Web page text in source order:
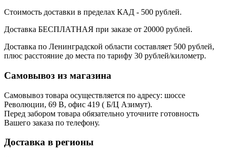
Стоимость доставки в пределах КАД - 500 рублей.
Доставка БЕСПЛАТНАЯ при заказе от 20000 рублей.
Доставка по Ленинградской области составляет 500 рублей,
плюс расстояние до места по тарифу 30 рублей/километр.
Самовывоз из магазина
Самовывоз товара осуществляется по адресу: шоссе
Революции, 69 В, офис 419 ( Б/Ц Азимут).
Перед забором товара обязательно уточните готовность
Вашего заказа по телефону.
Доставка в регионы